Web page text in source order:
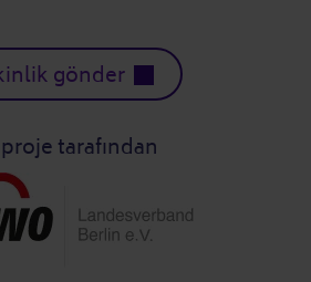
gönder
tarafından